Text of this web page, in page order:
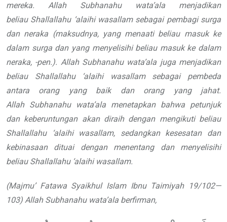
mereka.
Allah Subhanahu wata’ala
menjadikan
beliau Shallallahu ‘alaihi wasallam sebagai pembagi surga
dan neraka (maksudnya, yang menaati beliau masuk ke
dalam surga dan yang menyelisihi beliau masuk ke dalam
neraka, -pen.). Allah Subhanahu wata’ala juga menjadikan
beliau Shallallahu ‘alaihi wasallam
sebagai pembeda
antara orang yang
baik dan orang yang jahat.
Allah Subhanahu wata’ala menetapkan bahwa petunjuk
dan keberuntungan akan diraih dengan mengikuti beliau
Shallallahu ‘alaihi wasallam, sedangkan kesesatan dan
kebinasaan dituai dengan
menentang dan menyelisihi
beliau Shallallahu ‘alaihi wasallam.
(Majmu’Fatawa Syaikhul Islam Ibnu Taimiyah 19/102—
103) Allah Subhanahu wata’ala berfirman,